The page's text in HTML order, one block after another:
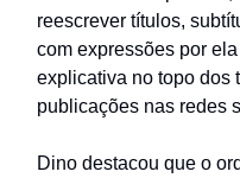
reescrever títulos,
com expressões por
explicativa no topo dos
publicações nas redes
Dino destacou que o